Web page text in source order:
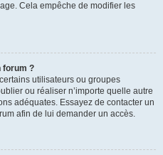
Cela empêche de modifier les
forum ?
utilisateurs ou groupes
ou réaliser n’importe quelle autre
adéquates. Essayez de contacter un
afin de lui demander un accès.